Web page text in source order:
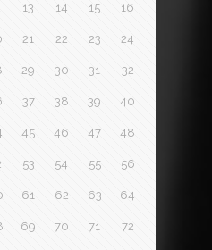
13 14 15 16
21 22 23 24
29 30 31 32
37 38 39 40
45 46 47 48
53 54 55 56
61 62 63 64
69 70 71 72